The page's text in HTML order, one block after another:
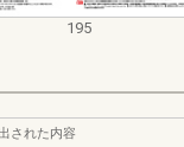
195
された内容